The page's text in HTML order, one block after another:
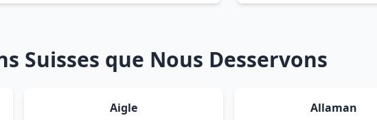
Suisses que Nous Desservons
Aigle Allaman